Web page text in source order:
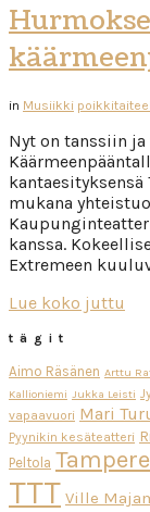
in Musiikki
Nyt on tanssiin
kantaesityksensä
mukana
kanssa.
Extremeen
Lue koko juttu
tägit
Aimo Räsänen Arttu
Kallioniemi Jukka Leisti
vapaavuori Mari
Pyynikin kesäteatteri
Peltola
TTT Ville